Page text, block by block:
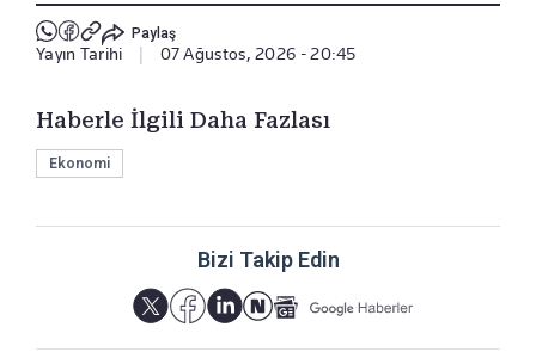
Paylaş
Yayın Tarihi 07 Ağustos, 2026 - 20:45
Haberle İlgili Daha Fazlası
Ekonomi
Bizi Takip Edin